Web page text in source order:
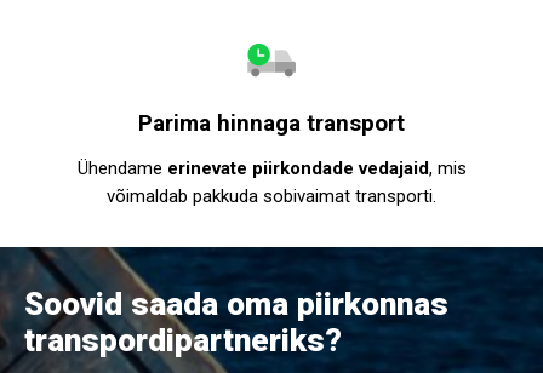
Parima hinnaga transport
Ühendame erinevate piirkondade vedajaid, mis
võimaldab pakkuda sobivaimat transporti.
Soovid saada oma piirkonnas
transpordipartneriks?